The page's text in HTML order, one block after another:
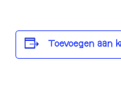
Toevoegen aan